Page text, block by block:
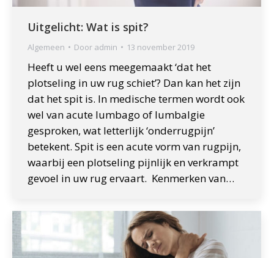
Uitgelicht: Wat is spit?
Algemeen Door admin 13 november 2019
Heeft u wel eens meegemaakt ‘dat het
plotseling in uw rug schiet’? Dan kan het zijn
dat het spit is. In medische termen wordt ook
wel van acute lumbago of lumbalgie
gesproken, wat letterlijk ‘onderrugpijn’
betekent. Spit is een acute vorm van rugpijn,
waarbij een plotseling pijnlijk en verkrampt
gevoel in uw rug ervaart. Kenmerken van…